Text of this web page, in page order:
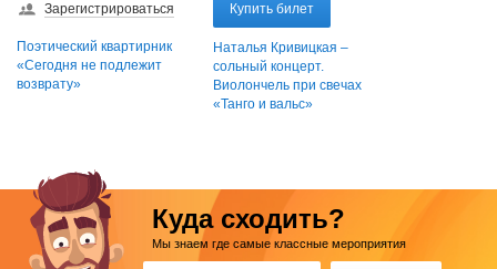
Зарегистрироваться
Поэтический квартирник
«Сегодня не подлежит
возврату»
Купить билет
Наталья Кривицкая –
сольный концерт.
Виолончель при свечах
«Танго и вальс»
Куда сходить?
Мы знаем где самые классные мероприятия